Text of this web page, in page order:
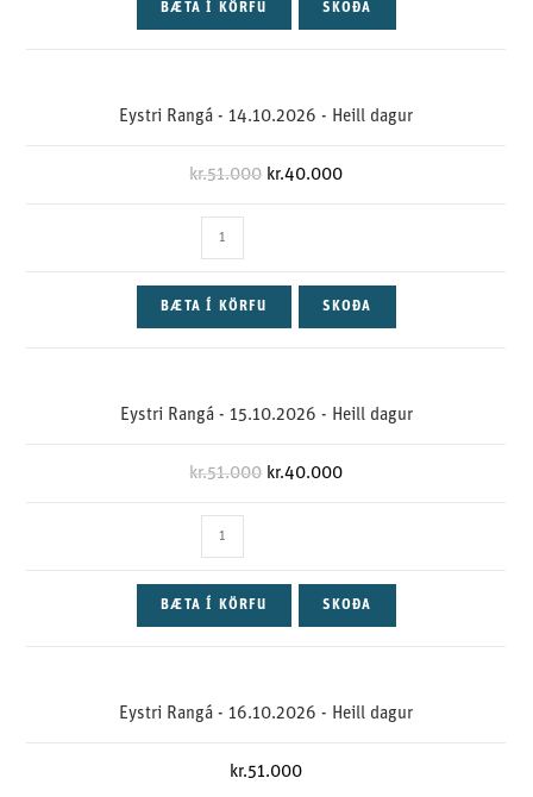
BÆTA Í KÖRFU SKOÐA
Eystri Rangá - 14.10.2026 - Heill dagur
kr.51.000 kr.40.000
BÆTA Í KÖRFU SKOÐA
Eystri Rangá - 15.10.2026 - Heill dagur
kr.51.000 kr.40.000
BÆTA Í KÖRFU SKOÐA
Eystri Rangá - 16.10.2026 - Heill dagur
kr.51.000